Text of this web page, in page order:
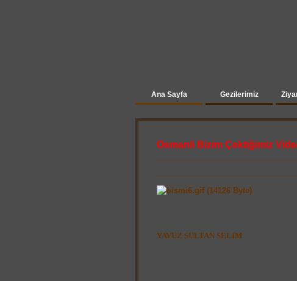
Ana Sayfa Gezilerimiz
Osmanli Bizim Çektiğimiz
YAVUZ SULTAN SELIM